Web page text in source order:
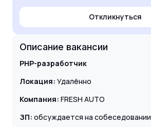
Откликнуться
Описание вакансии
PHP-разработчик
Локация: Удалённо
Компания: FRESH AUTO
ЗП: обсуждается на собеседовании